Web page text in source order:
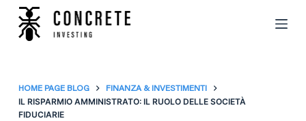
S
a
a
HOME PAGE BLOG FINANZA & INVESTIMENTI
IL RISPARMIO AMMINISTRATO: IL RUOLO DELLE SOCIETÀ
FIDUCIARIE